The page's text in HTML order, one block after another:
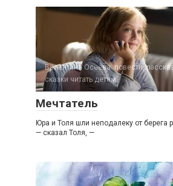
Валентина Осеева: повести,
сказки читать детям.
Мечтатель
Юра и Толя шли неподалеку от берега
— сказал Толя, —